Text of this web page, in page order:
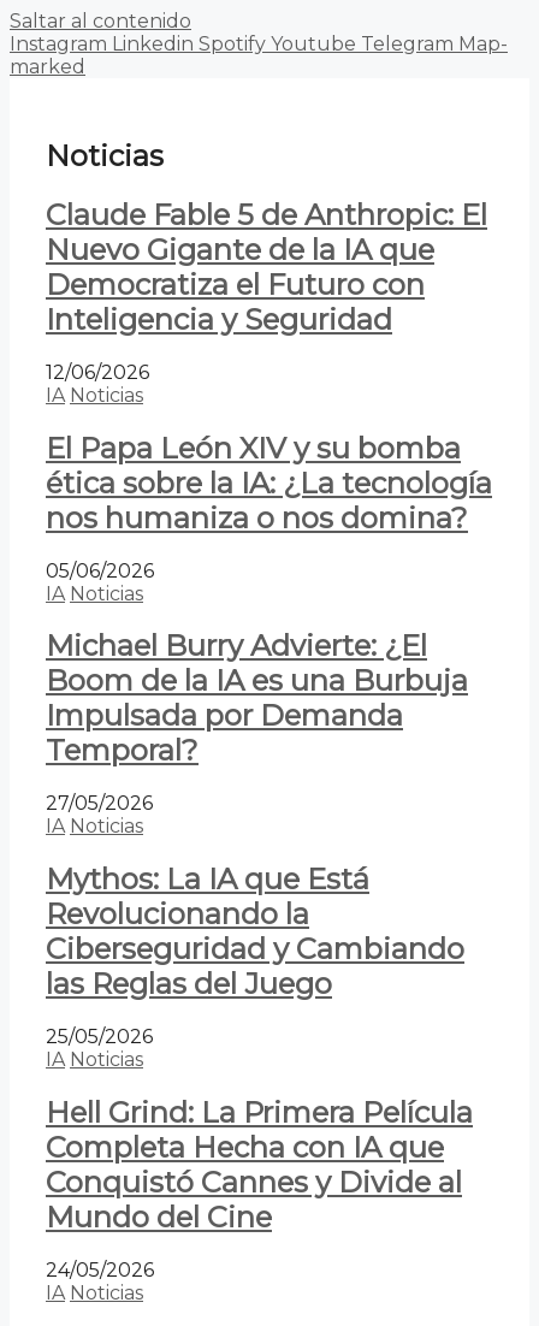
Saltar al contenido
Instagram Linkedin Spotify Youtube Telegram Map-
marked
Noticias
Claude Fable 5 de Anthropic: El
Nuevo Gigante de la IA que
Democratiza el Futuro con
Inteligencia y Seguridad
12/06/2026
IA Noticias
El Papa León XIV y su bomba
ética sobre la IA: ¿La tecnología
nos humaniza o nos domina?
05/06/2026
IA Noticias
Michael Burry Advierte: ¿El
Boom de la IA es una Burbuja
Impulsada por Demanda
Temporal?
27/05/2026
IA Noticias
Mythos: La IA que Está
Revolucionando la
Ciberseguridad y Cambiando
las Reglas del Juego
25/05/2026
IA Noticias
Hell Grind: La Primera Película
Completa Hecha con IA que
Conquistó Cannes y Divide al
Mundo del Cine
24/05/2026
IA Noticias